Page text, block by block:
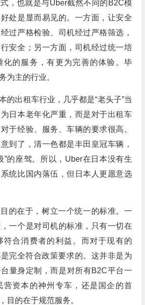
，也就是与Uber截然不同的B2C模
处是显而易见的。一方面，让安全
过严格检验、司机经过严格筛选，
安全；另一方面，司机经过统一培
化的服务，有更为完善的体验。毕
为主的行业。
的出租车行业，几乎都是“老头子”当
日本老年化严重，而是对于出租车
于经验、服务、车辆的要求很高。
到了，清一色都是丰田皇冠车辆，
”的座驾。所以，Uber在日本没有生
统比国内落伍，但日本人更愿意选
的在于，树立一个统一的标准。一
一个是对司机的标准，只有一切在
符合消费者的利益。而对于现有的
完全符合政策要求的。这并非是为
量身定制，而是对所有B2C平台一
营资本的神州专车，还是国企的首
目的在于规范服务。